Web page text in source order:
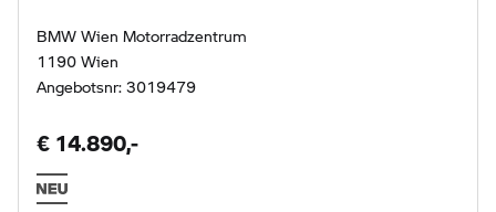
BMW Wien Motorradzentrum
1190 Wien
Angebotsnr: 3019479
€ 14.890,-